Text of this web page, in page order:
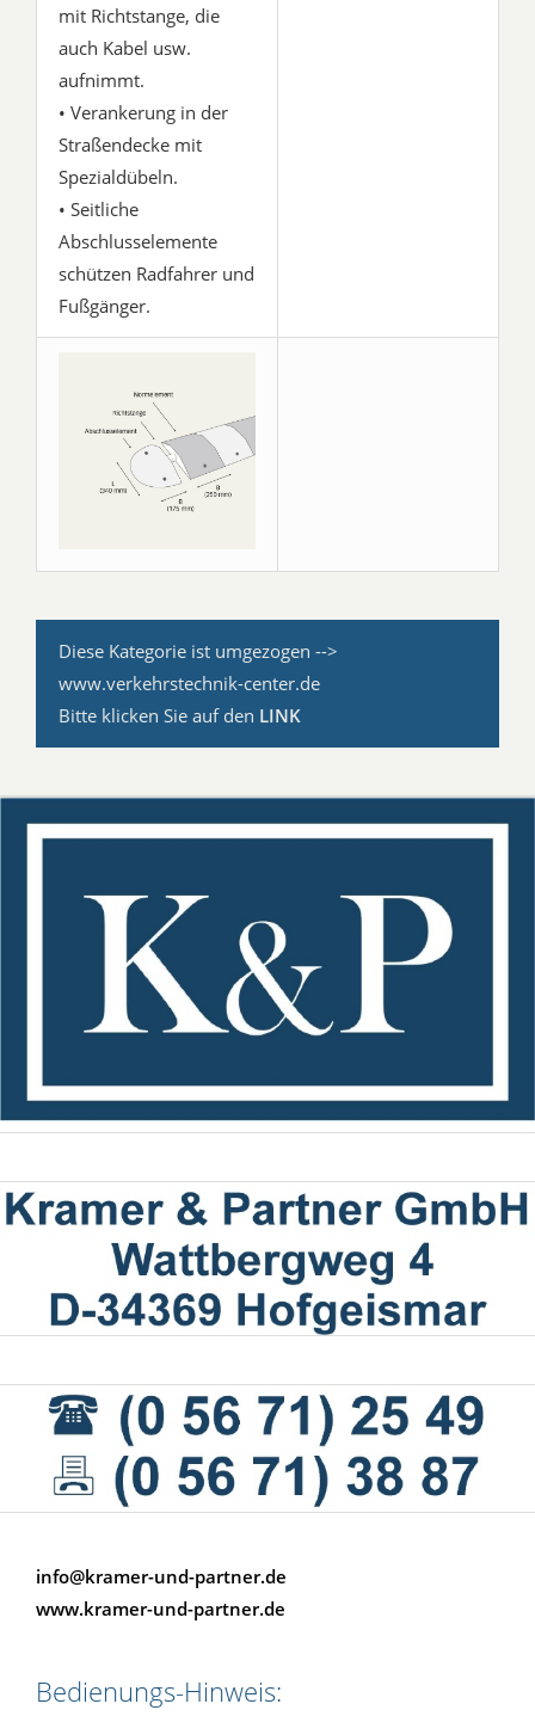
mit Richtstange, die
auch Kabel usw.
aufnimmt.
• Verankerung in der
Straßendecke mit
Spezialdübeln.
• Seitliche
Abschlusselemente
schützen Radfahrer und
Fußgänger.
Diese Kategorie ist umgezogen -->
www.verkehrstechnik-center.de
Bitte klicken Sie auf den LINK
info@kramer-und-partner.de
www.kramer-und-partner.de
Bedienungs-Hinweis: